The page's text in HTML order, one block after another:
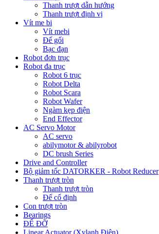
Thanh trượt dẫn hướng
Thanh trượt định vị
Vít me bi
Vít mebi
Đế gối
Bạc đạn
Robot đơn trục
Robot đa trục
Robot 6 trục
Robot Delta
Robot Scara
Robot Wafer
Ngàm kẹp điện
End Effector
AC Servo Motor
AC servo
abilymotor & abilyrobot
DC brush Series
Drive and Controller
Bộ giảm tốc DATORKER - Robot Reducer
Thanh trượt tròn
Thanh trượt tròn
Đế cố định
Con trượt tròn
Bearings
ĐẾ ĐỠ
Linear Actuator (Xylanh Điện)